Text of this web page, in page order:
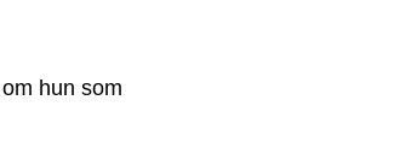
hun som